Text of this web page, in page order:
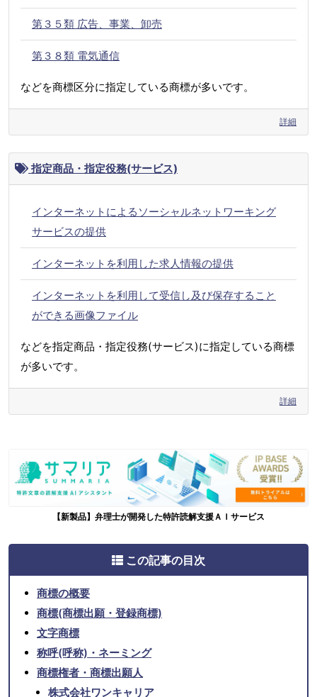
第３５類 広告、事業、卸売
第３８類 電気通信
などを商標区分に指定している商標が多いです。
詳細
指定商品・指定役務(サービス)
インターネットによるソーシャルネットワーキング
サービスの提供
インターネットを利用した求人情報の提供
インターネットを利用して受信し及び保存すること
ができる画像ファイル
などを指定商品・指定役務(サービス)に指定している商標
が多いです。
詳細
【新製品】弁理士が開発した特許読解支援ＡＩサービス
この記事の目次
商標の概要
商標(商標出願・登録商標)
文字商標
称呼(呼称)・ネーミング
商標権者・商標出願人
株式会社ワンキャリア